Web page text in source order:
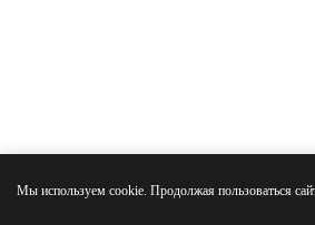
Мы используем cookie. Продолжая пользоваться